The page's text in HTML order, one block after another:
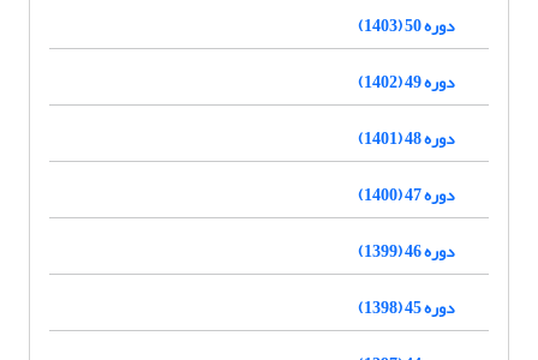
دوره 50 (1403)
دوره 49 (1402)
دوره 48 (1401)
دوره 47 (1400)
دوره 46 (1399)
دوره 45 (1398)